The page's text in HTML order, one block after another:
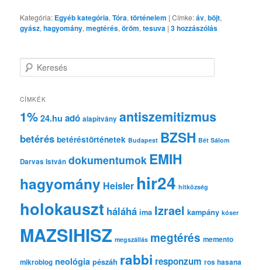
Kategória: Egyéb kategória,Tóra,történelem |Címke:áv,böjt,
gyász,hagyomány,megtérés,öröm,tesuva |3hozzászólás
e
e
é
CÍMKÉK
1% 24.hu adó alapítvány antiszemitizmus
betérés betéréstörténetek Budapest BZSH Bét Sálom
Darvas István dokumentumok EMIH
hagyomány Heisler hir24 hitközség
holokauszt háláhá ima Izrael kampány kóser
MAZSIHISZ megszállás megtérés memento
mikroblog neológia pészáh rabbi responzum ros hasana